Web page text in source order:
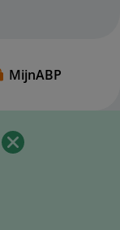
MijnABP